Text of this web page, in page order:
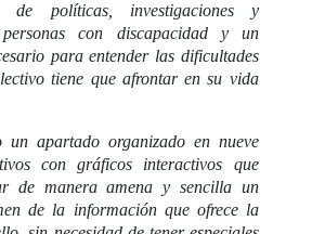
de políticas, investigaciones y
con discapacidad y un
para entender las dificultades
tiene que afrontar en su vida
un apartado organizado en nueve
con gráficos interactivos que
de manera amena y sencilla un
de la información que ofrece la